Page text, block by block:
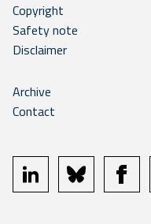
Copyright
Safety note
Disclaimer
Archive
Contact
linkedin bluesky